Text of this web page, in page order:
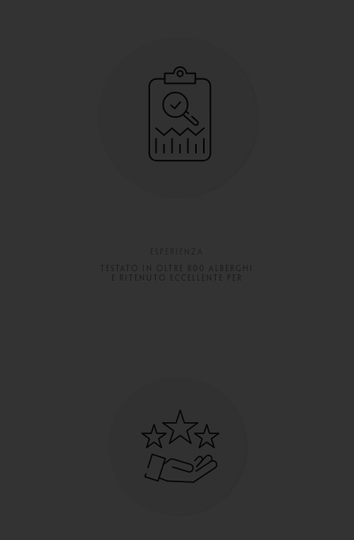
TESTATO IN OLTRE 800 ALBERGHI
E RITENUTO ECCELLENTE PER